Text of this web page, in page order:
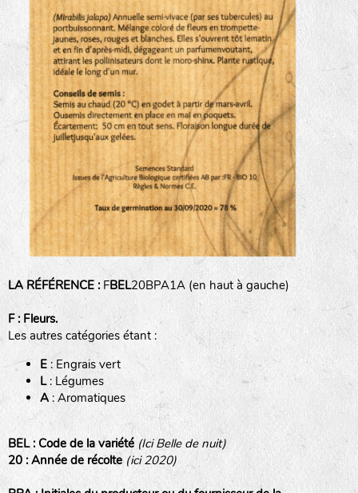
LA RÉFÉRENCE : FBEL20BPA1A (en haut à gauche)
F : Fleurs.
Les autres catégories étant :
E: Engrais vert
L: Légumes
A: Aromatiques
BEL : Code de la variété (Ici Belle de nuit)
20 : Année de récolte (ici 2020)
fleurs
animaux domestiques
animaux sauvages
biodiversité cultivée